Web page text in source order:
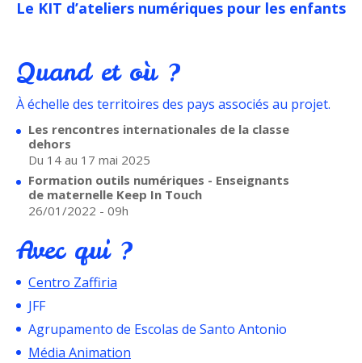
Le KIT d’ateliers numériques pour les enfants
Quand et où ?
À échelle des territoires des pays associés au projet.
Les rencontres internationales de la classe
dehors
Du 14 au 17 mai 2025
Formation outils numériques - Enseignants
de maternelle Keep In Touch
26/01/2022 - 09h
Avec qui ?
Centro Zaffiria
JFF
Agrupamento de Escolas de Santo Antonio
Média Animation